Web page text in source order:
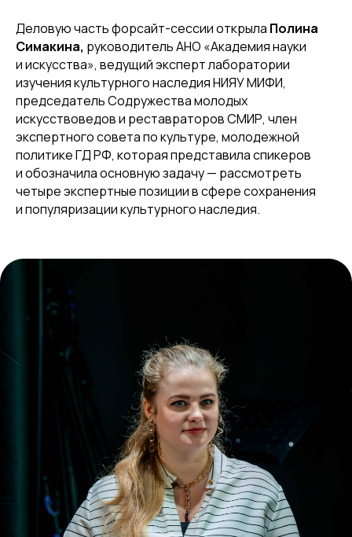
Деловую часть форсайт-сессии открыла Полина
Симакина, руководитель АНО «Академия науки
и искусства», ведущий эксперт лаборатории
изучения культурного наследия НИЯУ МИФИ,
председатель Содружества молодых
искусствоведов и реставраторов СМИР, член
экспертного совета по культуре, молодежной
политике ГД РФ, которая представила спикеров
и обозначила основную задачу — рассмотреть
четыре экспертные позиции в сфере сохранения
и популяризации культурного наследия.